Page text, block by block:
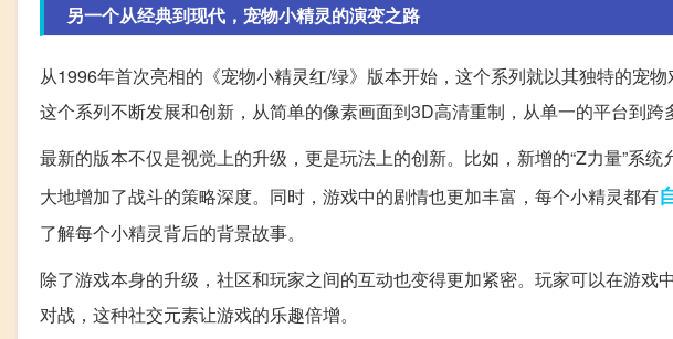
另一个从经典到现代，宠物小精灵的演变之路
从1996年首次亮相的《宠物小精灵红/绿》版本开始，这个系列就以其独特的宠
这个系列不断发展和创新，从简单的像素画面到3D高清重制，从单一的平台到跨
最新的版本不仅是视觉上的升级，更是玩法上的创新。比如，新增的“Z力量”系
大地增加了战斗的策略深度。同时，游戏中的剧情也更加丰富，每个小精灵都有
了解每个小精灵背后的背景故事。
除了游戏本身的升级，社区和玩家之间的互动也变得更加紧密。玩家可以在游戏
对战，这种社交元素让游戏的乐趣倍增。